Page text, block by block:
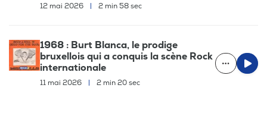
12 mai 2026 | 2 min 58 sec
1968 : Burt Blanca, le prodige
bruxellois qui a conquis la scène Rock
internationale
11 mai 2026 | 2 min 20 sec